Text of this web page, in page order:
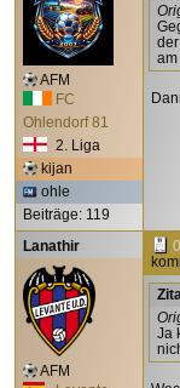
AFM
FC
Ohlendorf 81
2. Liga
kijan
ohle
Beiträge: 119
Lanathir
AFM
Ja